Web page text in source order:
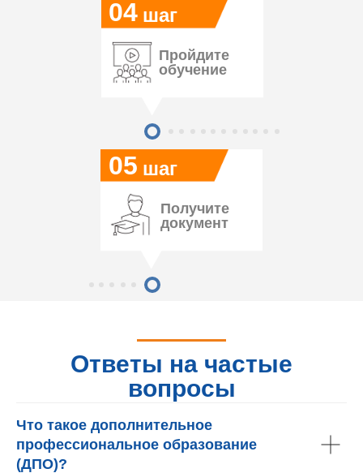
05
04 шаг
шаг
Пройдите
обучение
Получите
документ
Ответы на частые
вопросы
Что такое дополнительное
профессиональное образование
(ДПО)?